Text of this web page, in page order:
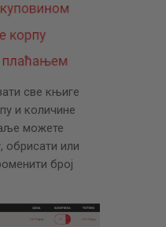
све књиге
и количине
можете
обрисати или
број